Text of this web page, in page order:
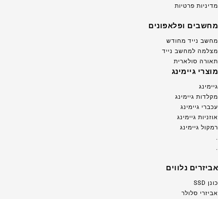
מדיניות פרטיות
מחשבים ופלאפונים
מחשב נייד מחודש
מצלמה למחשב נייד
תאורה סולארית
מוצרי גיימינג
גיימינג
מקלדות גיימינג
עכברי גיימינג
אוזניות גיימינג
רמקול גיימינג
.
.
אביזרים נלווים
כונן SSD
אביזרי סלולר